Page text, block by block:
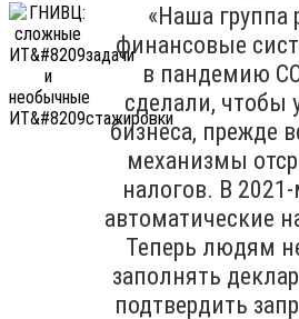
«Наша группа
финансовые
в пандемию
сделали, чтобы
бизнеса, прежде
механизмы
налогов. В
автоматические
Теперь людям
заполнять
подтвердить